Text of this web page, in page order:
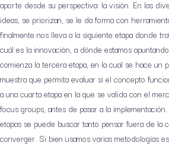
aporte desde su perspectiva: la visión. En las
ideas, se priorizan, se le da forma con
finalmente nos lleva a la siguiente etapa donde
cuál es la innovación, a dónde estamos
comienza la tercera etapa, en la cual se hace un
muestra que permita evaluar si el concepto
a una cuarta etapa en la que se valida con el
focus groups, antes de pasar a la
etapas se puede buscar tanto pensar fuera de la
converger. Si bien usamos varias metodologías